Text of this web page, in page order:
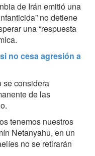
de Irán emitió una
no detiene
una “respuesta
no cesa agresión a
se considera
de las
tenemos nuestros
Netanyahu, en un
no se retirarán